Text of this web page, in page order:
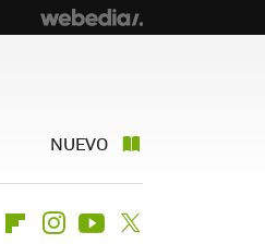
NUEVO
FlipboardInstagramYoutube